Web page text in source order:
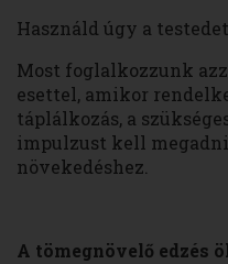
Használd úgy a
Most foglalkozzunk
esettel, amikor
táplálkozás, a
impulzust kell
növekedéshez.
A tömegnövelő edzés